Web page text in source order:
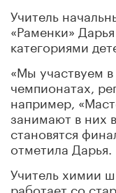
Учитель
«Раменки»
категориями
«Мы участвуем
чемпионатах,
например,
занимают в них
становятся
отметила Дарья.
Учитель химии
работает со